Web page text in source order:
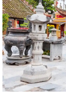
Xã Thượng Hồng tổ
liệt sĩ
Các tổ đại biểu
Xã Thượng Hồng
Thương binh Liệt sỹ